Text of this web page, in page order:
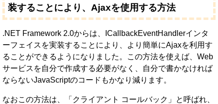
装することにより、Ajaxを使用する方法
.NET Framework 2.0からは、ICallbackEventHandlerインタ
ーフェイスを実装することにより、より簡単にAjaxを利用す
ることができるようになりました。この方法を使えば、Web
サービスを自分で作成する必要がなく、自分で書かなければ
ならないJavaScriptのコードもかなり減ります。
なおこの方法は、「クライアント コールバック」と呼ばれ、